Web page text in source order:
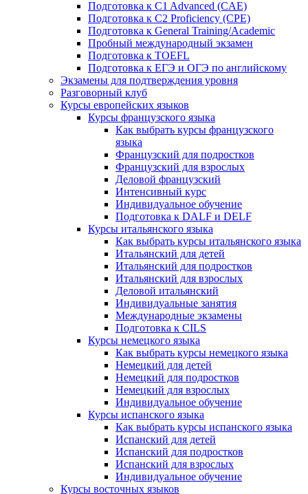
Подготовка к C1 Advanced (CAE)
Подготовка к C2 Proficiency (CPE)
Подготовка к General Training/Academic
Пробный международный экзамен
Подготовка к TOEFL
Подготовка к ЕГЭ и ОГЭ по английскому
Экзамены для подтверждения уровня
Разговорный клуб
Курсы европейских языков
Курсы французского языка
Как выбрать курсы французского
языка
Французский для подростков
Французский для взрослых
Деловой французский
Интенсивный курс
Индивидуальное обучение
Подготовка к DALF и DELF
Курсы итальянского языка
Как выбрать курсы итальянского языка
Итальянский для детей
Итальянский для подростков
Итальянский для взрослых
Деловой итальянский
Индивидуальные занятия
Международные экзамены
Подготовка к CILS
Курсы немецкого языка
Как выбрать курсы немецкого языка
Немецкий для детей
Немецкий для подростков
Немецкий для взрослых
Индивидуальное обучение
Курсы испанского языка
Как выбрать курсы испанского языка
Испанский для детей
Испанский для подростков
Испанский для взрослых
Индивидуальное обучение
Курсы восточных языков